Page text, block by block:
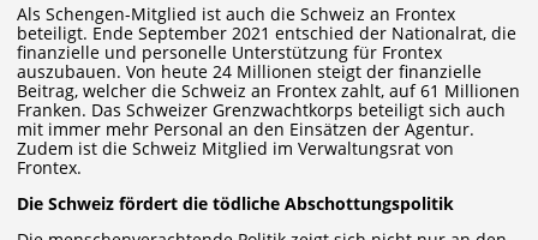
Als Schengen-Mitglied ist auch die Schweiz an Frontex
beteiligt. Ende September 2021 entschied der Nationalrat, die
finanzielle und personelle Unterstützung für Frontex
auszubauen. Von heute 24 Millionen steigt der finanzielle
Beitrag, welcher die Schweiz an Frontex zahlt, auf 61 Millionen
Franken. Das Schweizer Grenzwachtkorps beteiligt sich auch
mit immer mehr Personal an den Einsätzen der Agentur.
Zudem ist die Schweiz Mitglied im Verwaltungsrat von
Frontex.
Die Schweiz fördert die tödliche Abschottungspolitik